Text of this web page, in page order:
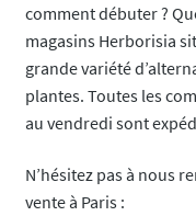
comment débuter ?
magasins Herborisia
grande variété
plantes. Toutes les
au vendredi sont
N’hésitez pas à nous
vente à Paris :